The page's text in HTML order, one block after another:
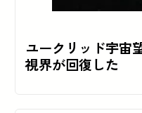
ユークリッド宇宙
視界が回復した